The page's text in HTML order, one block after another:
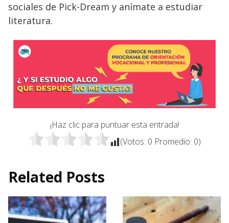
sociales de Pick-Dream y anímate a estudiar
literatura.
¡Haz clic para puntuar esta entrada!
(Votos: 0 Promedio: 0)
Related Posts